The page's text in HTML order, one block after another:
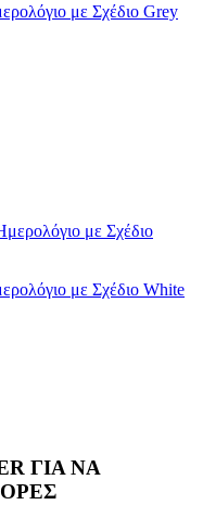
με Σχέδιο Grey
με Σχέδιο White
ΓΙΑ ΝΑ